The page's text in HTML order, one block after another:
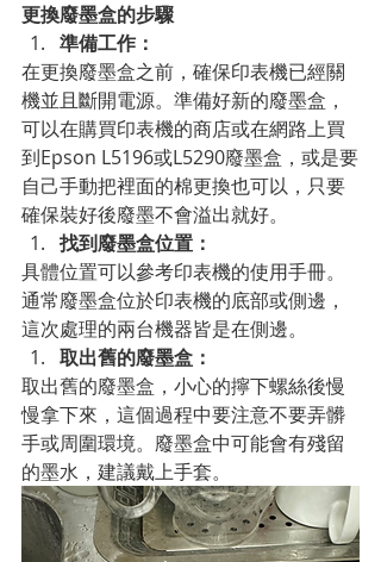
更換廢墨盒的步驟
準備工作：
在更換廢墨盒之前，確保印表機已經關
機並且斷開電源。準備好新的廢墨盒，
可以在購買印表機的商店或在網路上買
到Epson L5196或L5290廢墨盒，或是要
自己手動把裡面的棉更換也可以，只要
確保裝好後廢墨不會溢出就好。
找到廢墨盒位置：
具體位置可以參考印表機的使用手冊。
通常廢墨盒位於印表機的底部或側邊，
這次處理的兩台機器皆是在側邊。
取出舊的廢墨盒：
取出舊的廢墨盒，小心的擰下螺絲後慢
慢拿下來，這個過程中要注意不要弄髒
手或周圍環境。廢墨盒中可能會有殘留
的墨水，建議戴上手套。